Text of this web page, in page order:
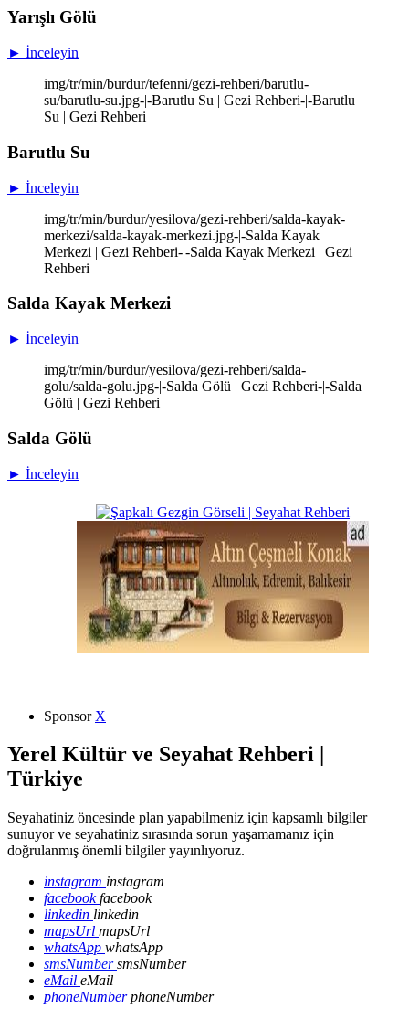
Yarışlı Gölü
► İnceleyin
img/tr/min/burdur/tefenni/gezi-rehberi/barutlu-
su/barutlu-su.jpg-|-Barutlu Su | Gezi Rehberi-|-Barutlu
Su | Gezi Rehberi
Barutlu Su
► İnceleyin
img/tr/min/burdur/yesilova/gezi-rehberi/salda-kayak-
merkezi/salda-kayak-merkezi.jpg-|-Salda Kayak
Merkezi | Gezi Rehberi-|-Salda Kayak Merkezi | Gezi
Rehberi
Salda Kayak Merkezi
► İnceleyin
img/tr/min/burdur/yesilova/gezi-rehberi/salda-
golu/salda-golu.jpg-|-Salda Gölü | Gezi Rehberi-|-Salda
Gölü | Gezi Rehberi
Salda Gölü
► İnceleyin
Sponsor X
Yerel Kültür ve Seyahat Rehberi |
Türkiye
Seyahatiniz öncesinde plan yapabilmeniz için kapsamlı bilgiler
sunuyor ve seyahatiniz sırasında sorun yaşamamanız için
doğrulanmış önemli bilgiler yayınlıyoruz.
instagram instagram
facebookfacebook
linkedin linkedin
mapsUrl mapsUrl
whatsApp whatsApp
smsNumbersmsNumber
eMail eMail
phoneNumberphoneNumber